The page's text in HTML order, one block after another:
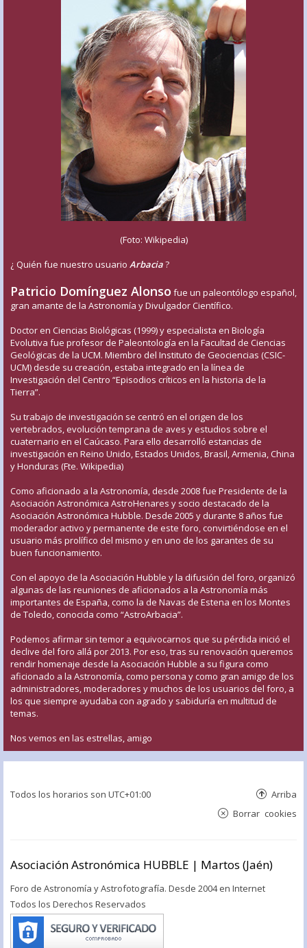
(Foto: Wikipedia)
¿ Quién fue nuestro usuario Arbacia?
Patricio Domínguez Alonso fue un paleontólogo español,
gran amante de la Astronomía y Divulgador Científico.
Doctor en Ciencias Biológicas (1999) y especialista en Biología
Evolutiva fue profesor de Paleontología en la Facultad de Ciencias
Geológicas de la UCM. Miembro del Instituto de Geociencias (CSIC-
UCM) desde su creación, estaba integrado en la línea de
Investigación del Centro “Episodios críticos en la historia de la
Tierra”.
Su trabajo de investigación se centró en el origen de los
vertebrados, evolución temprana de aves y estudios sobre el
cuaternario en el Caúcaso. Para ello desarrolló estancias de
investigación en Reino Unido, Estados Unidos, Brasil, Armenia, China
y Honduras (Fte. Wikipedia)
Como aficionado a la Astronomía, desde 2008 fue Presidente de la
Asociación Astronómica AstroHenares y socio destacado de la
Asociación Astronómica Hubble. Desde 2005 y durante 8 años fue
moderador activo y permanente de este foro, convirtiéndose en el
usuario más prolífico del mismo y en uno de los garantes de su
buen funcionamiento.
Con el apoyo de la Asociación Hubble y la difusión del foro, organizó
algunas de las reuniones de aficionados a la Astronomía más
importantes de España, como la de Navas de Estena en los Montes
de Toledo, conocida como “AstroArbacia”.
Podemos afirmar sin temor a equivocarnos que su pérdida inició el
declive del foro allá por 2013. Por eso, tras su renovación queremos
rendir homenaje desde la Asociación Hubble a su figura como
aficionado a la Astronomía, como persona y como gran amigo de los
administradores, moderadores y muchos de los usuarios del foro, a
los que siempre ayudaba con agrado y sabiduría en multitud de
temas.
Nos vemos en las estrellas, amigo
Todos los horarios son UTC+01:00 Arriba
Borrar cookies
Asociación Astronómica HUBBLE | Martos (Jaén)
Foro de Astronomía y Astrofotografía. Desde 2004 en Internet
Todos los Derechos Reservados